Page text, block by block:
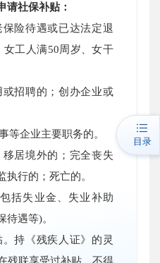
请社保补贴：
险待遇或已达法定退
工人满50周岁、女干
招聘的；创办企业或
等企业主要职务的。
居境外的；完全丧失
行的；死亡的。
括失业金、失业补助
待遇等)。
持《残疾人证》的灵
残联享受过补贴，不得
目录